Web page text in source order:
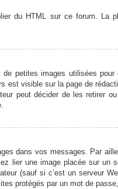
du HTML sur ce forum. La
petites images utilisées
est visible sur la page de
peut décider de les retirer
dans vos messages. Par
lier une image placée sur un
(sauf si c’est un serveur
protégés par un mot de